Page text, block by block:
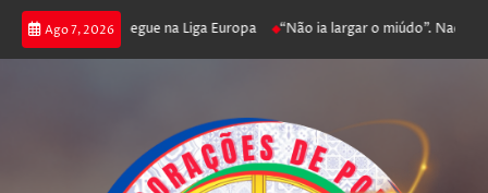
Ago 7, 2026
poker e prossegue na Liga Europa “Não ia largar o miúdo”. Nadador-